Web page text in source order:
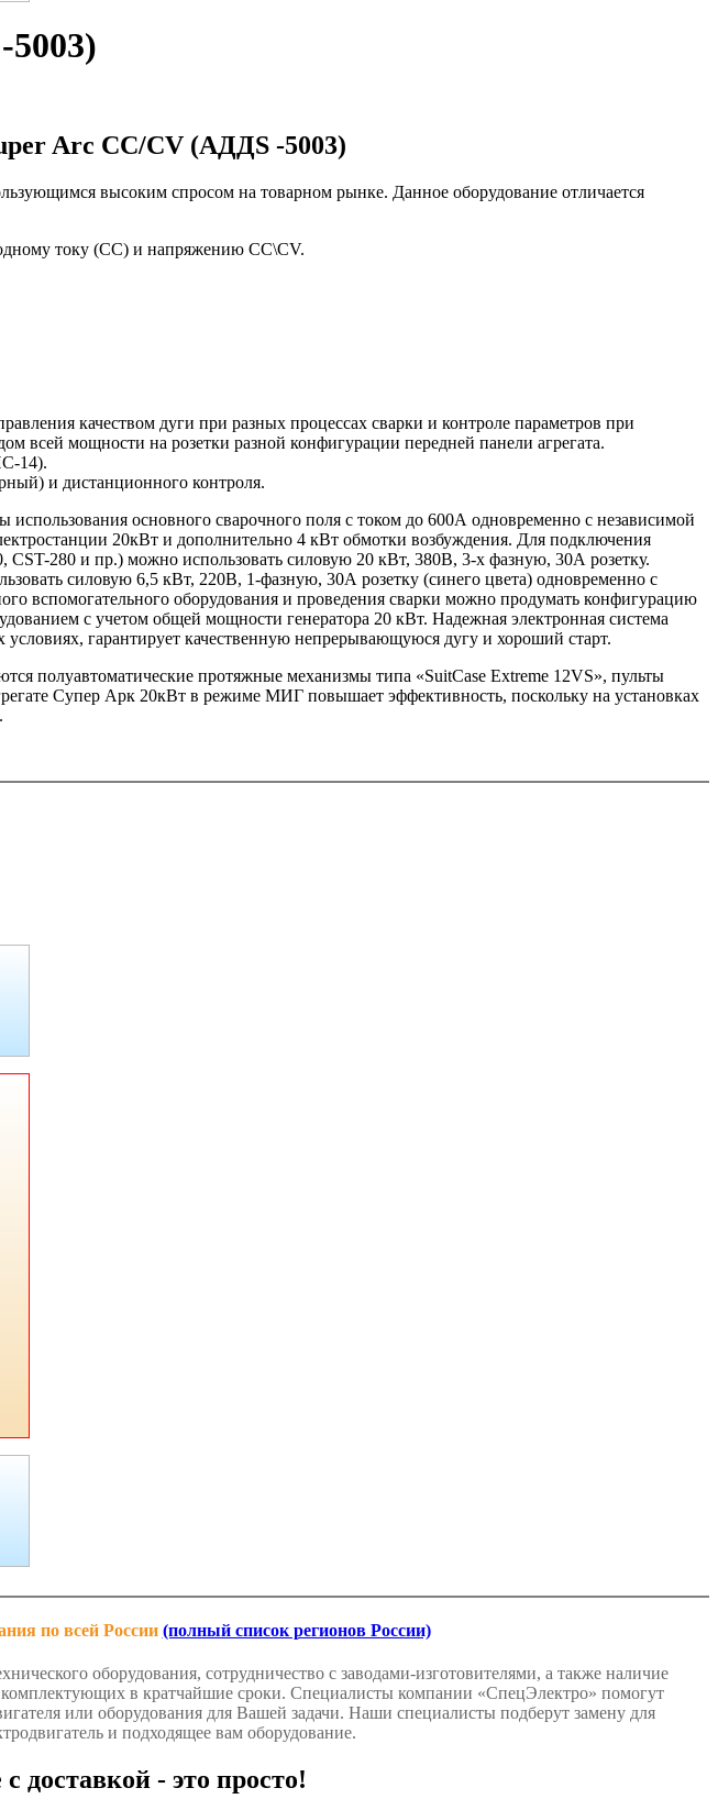
Arc CC/CV (АДДS -5003)
высоким спросом на товарном рынке. Данное оборудование отличается
току (СС) и напряжению СС\CV.
качеством дуги при разных процессах сварки и контроле параметров при
всей мощности на розетки разной конфигурации передней панели агрегата.
14).
и дистанционного контроля.
основного сварочного поля с током до 600А одновременно с независимой
20кВт и дополнительно 4 кВт обмотки возбуждения. Для подключения
280 и пр.) можно использовать силовую 20 кВт, 380В, 3-х фазную, 30А розетку.
силовую 6,5 кВт, 220В, 1-фазную, 30А розетку (синего цвета) одновременно с
вспомогательного оборудования и проведения сварки можно продумать конфигурацию
с учетом общей мощности генератора 20 кВт. Надежная электронная система
гарантирует качественную непрерывающуюся дугу и хороший старт.
полуавтоматические протяжные механизмы типа «SuitCase Extreme 12VS», пульты
Супер Арк 20кВт в режиме МИГ повышает эффективность, поскольку на установках
по всей России (полный список регионов России)
оборудования, сотрудничество с заводами-изготовителями, а также наличие
комплектующих в кратчайшие сроки. Специалисты компании «СпецЭлектро» помогут
или оборудования для Вашей задачи. Наши специалисты подберут замену для
и подходящее вам оборудование.
доставкой - это просто!